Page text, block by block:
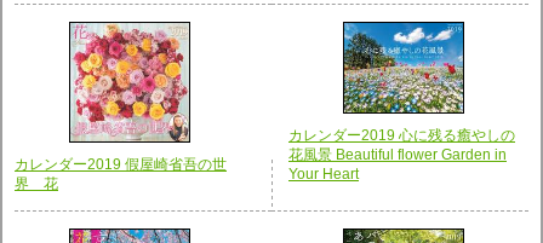
カレンダー2019 假屋崎省吾の世
界 花
カレンダー2019 心に残る癒やしの
花風景 Beautiful flower Garden in
Your Heart